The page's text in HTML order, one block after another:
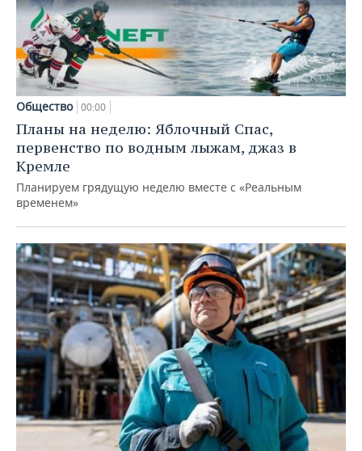
Общество 00:00
Планы на неделю: Яблочный Спас,
первенство по водным лыжам, джаз в
Кремле
Планируем грядущую неделю вместе с «Реальным
временем»